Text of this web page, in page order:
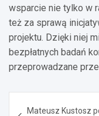
wsparcie nie tylko w
też za sprawą
projektu. Dzięki niej
bezpłatnych badań
przeprowadzane
Mateusz Kustosz